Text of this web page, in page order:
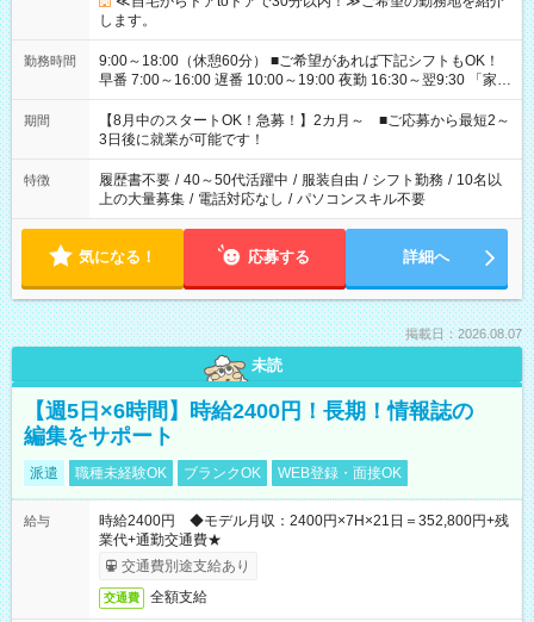
します。
勤務時間
9:00～18:00（休憩60分） ■ご希望があれば下記シフトもOK！
早番 7:00～16:00 遅番 10:00～19:00 夜勤 16:30～翌9:30 「家族
と休みを合わせたい」 「余裕を持って夕飯の準備がしたい」
「できれば残業はしたくない」 など、ご希望を教えてください
ね。 ※Wワーク希望の方へ 今ご覧のお仕事で希望する勤務時間
と、もう1つのお仕事の勤務時間。 合計で週40時間を超える場
合は応募できません。
期間
【8月中のスタートOK！急募！】2カ月～ ■ご応募から最短2～
3日後に就業が可能です！
特徴 履歴書不要 / 40～50代活躍中 / 服装自由 / シフト勤務 / 10名以
上の大量募集 / 電話対応なし / パソコンスキル不要
気になる！ 応募する 詳細へ
掲載日：2026.08.07
未読
【週5日×6時間】時給2400円！長期！情報誌の
編集をサポート
派遣 職種未経験OK ブランクOK WEB登録・面接OK
給与
時給2400円 ◆モデル月収：2400円×7H×21日＝352,800円+残
業代+通勤交通費★
交通費別途支給あり
交通費 全額支給